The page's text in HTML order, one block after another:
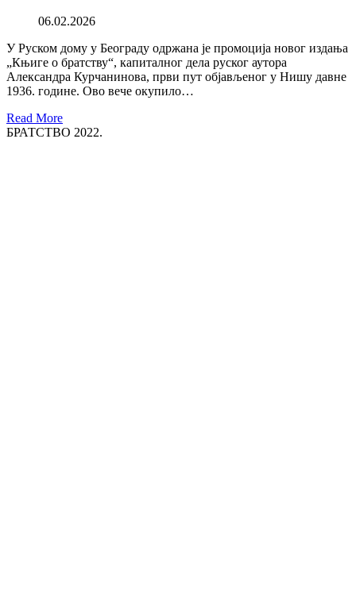
06.02.2026
У Руском дому у Београду одржана је промоција новог издања
„Књиге о братству“, капиталног дела руског аутора
Александра Курчанинова, први пут објављеног у Нишу давне
1936. године. Ово вече окупило…
Read More
БРАТСТВО 2022.